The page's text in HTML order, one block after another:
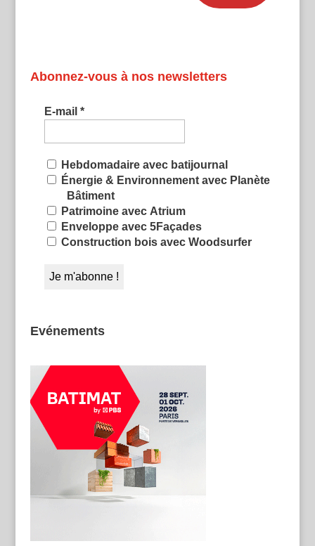
Abonnez-vous à nos newsletters
E-mail *
Hebdomadaire avec batijournal
Énergie & Environnement avec Planète
Bâtiment
Patrimoine avec Atrium
Enveloppe avec 5Façades
Construction bois avec Woodsurfer
Evénements